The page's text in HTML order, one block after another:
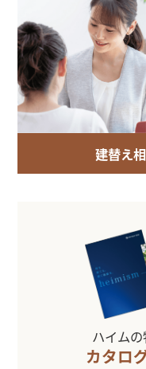
建替え
ハイム
カタロ